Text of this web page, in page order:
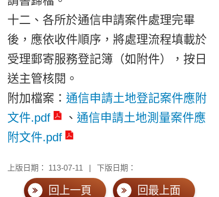
十二、各所於通信申請案件處理完畢
後，應依收件順序，將處理流程填載於
受理郵寄服務登記簿（如附件），按日
送主管核閱。
附加檔案： 通信申請土地登記案件應附
文件.pdf
、 通信申請土地測量案件應
附文件.pdf
上版日期： 113-07-11 下版日期：
回上一頁 回最上面